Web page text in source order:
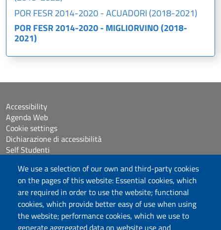
We use a selection of our own and third-party cookies
on the pages of this website: Essential cookies, which
are required in order to use the website; functional
cookies, which provide better easy of use when using
the website; performance cookies, which we use to
POR FESR 2014-2020 - ACUADORI (2018-2021)
POR FESR 2014-2020 - MIGLIORVINO (2018-
2021)
Accessibility
Agenda Web
Cookie settings
Dichiarazione di accessibilità
Self Studenti
eUniss
Calls
Posta elettronica @uniss.it
Protocollo